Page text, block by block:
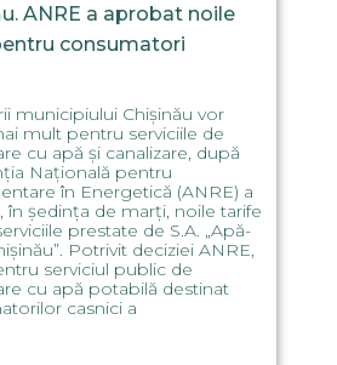
ANRE a aprobat noile
consumatori
municipiului Chișinău vor
mult pentru serviciile de
cu apă și canalizare, după
Națională pentru
în Energetică (ANRE) a
în ședința de marți, noile tarife
prestate de S.A. „Apă-
Potrivit deciziei ANRE,
serviciul public de
cu apă potabilă destinat
casnici a